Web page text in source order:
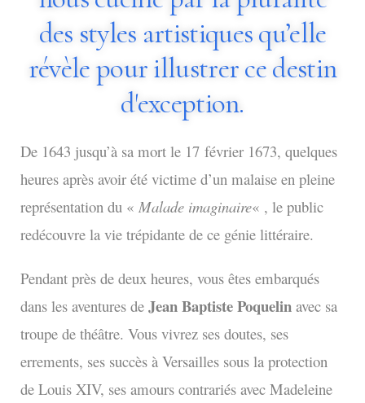
des styles artistiques qu’elle
révèle pour illustrer ce destin
d'exception.
De 1643 jusqu’à sa mort le 17 février 1673, quelques
heures après avoir été victime d’un malaise en pleine
représentation du « Malade imaginaire« , le public
redécouvre la vie trépidante de ce génie littéraire.
Pendant près de deux heures, vous êtes embarqués
dans les aventures de Jean Baptiste Poquelin avec sa
troupe de théâtre. Vous vivrez ses doutes, ses
errements, ses succès à Versailles sous la protection
de Louis XIV, ses amours contrariés avec Madeleine